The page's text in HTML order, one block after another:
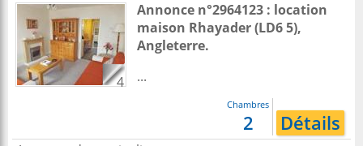
4
Annonce n°2964123 : location
maison Rhayader(LD6 5),
Angleterre.
...
Chambres
2 Détails